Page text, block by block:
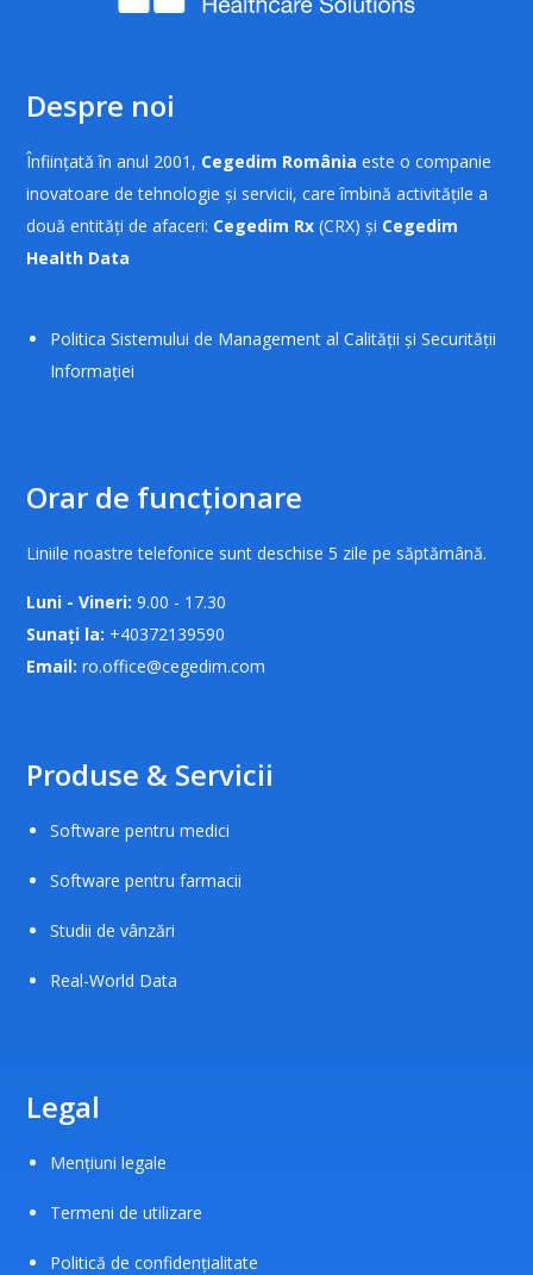
Despre noi
Înființată în anul 2001, Cegedim România este o companie
inovatoare de tehnologie și servicii, care îmbină activitățile a
două entități de afaceri: Cegedim Rx (CRX) și Cegedim
Health Data
Politica Sistemului de Management al Calității și Securității
Informației
Orar de funcționare
Liniile noastre telefonice sunt deschise 5 zile pe săptămână.
Luni - Vineri: 9.00 - 17.30
Sunați la: +40372139590
Email: ro.office@cegedim.com
Produse & Servicii
Software pentru medici
Software pentru farmacii
Studii de vânzări
Real-World Data
Legal
Mențiuni legale
Termeni de utilizare
Politică de confidențialitate